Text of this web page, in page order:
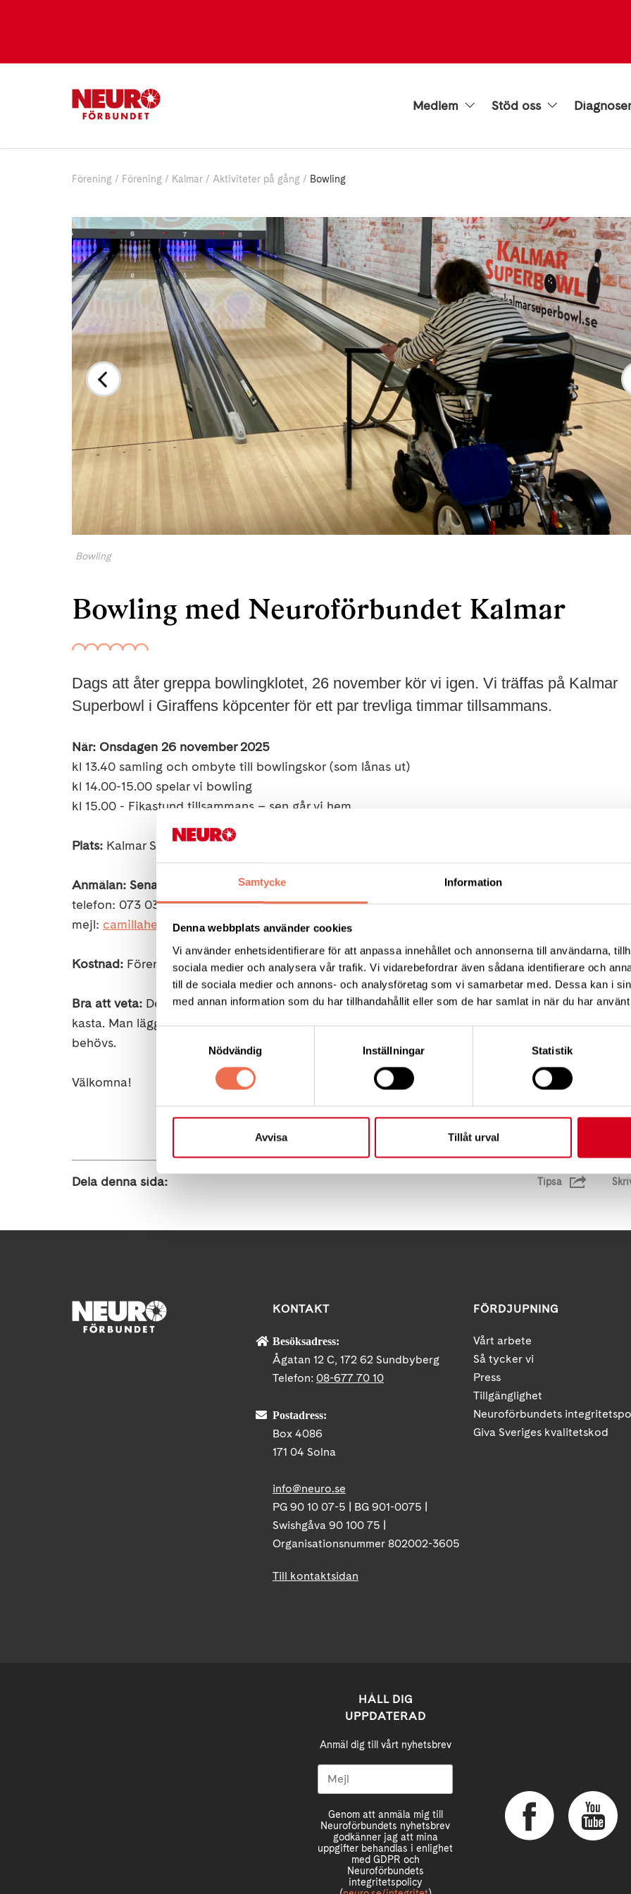
Samtycke Information
Denna webbplats använder cookies
Vi använder enhetsidentifierare för att anpassa innehållet och annonserna till användarna,
sociala medier och analysera vår trafik. Vi vidarebefordrar även sådana identifierare och
till de sociala medier och annons- och analysföretag som vi samarbetar med. Dessa kan i
med annan information som du har tillhandahållit eller som de har samlat in när du har
Samtyckesval
Nödvändig
Inställningar Statistik
Avvisa Tillåt urval
Medlem Stöd oss
Förening Förening Kalmar Aktiviteter på gång Bowling
Bowling
Bowling med Neuroförbundet Kalmar
Dags att åter greppa bowlingklotet, 26 november kör vi igen. Vi träffas på Kalmar
Superbowl i Giraffens köpcenter för ett par trevliga timmar tillsammans.
När: Onsdagen 26 november 2025
kl 13.40 samling och ombyte till bowlingskor (som lånas ut)
kl 14.00-15.00 spelar vi bowling
kl 15.00 - Fikastund tillsammans – sen går vi hem
Plats: Kalmar Superbowl, Giraffen, Polhemsgatan 6
Anmälan: Senast 24 novembertill Camilla
telefon: 073 033 13 28
mejl: camillahentzell@hotmail.com
Kostnad: Föreningen står för bankostnaden. Fika till självkostnadspris
Bra att veta: Det finns bowlingramp att använda för dig som har svårt att hålla i klotet och
kasta. Man lägger klotet i en ställning som du ser på bilden. Det finns medhjälpare som hjälper till
behövs.
Välkomna!
Dela denna sida: Tipsa
KONTAKT
Besöksadress:
Ågatan 12 C, 172 62 Sundbyberg
Telefon: 08-677 70 10
Postadress:
Box 4086
171 04 Solna
info@neuro.se
PG 90 10 07-5 | BG 901-0075 |
Swishgåva 90 100 75 |
Organisationsnummer 802002-3605
Till kontaktsidan
FÖRDJUPNING
Vårt arbete
Så tycker vi
Press
Tillgänglighet
Neuroförbundets
Giva Sveriges kvalitetskod
HÅLL DIG
UPPDATERAD
Anmäl dig till vårt nyhetsbrev
Genom att anmäla mig till
Neuroförbundets nyhetsbrev
godkänner jag att mina
uppgifter behandlas i enlighet
med GDPR och
Neuroförbundets
integritetspolicy